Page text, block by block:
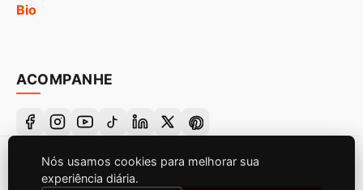
Bio
ACOMPANHE
© 2026 Canal de Frases Bíblicas. Todos os direitos
Nós usamos cookies para melhorar sua
experiência diária.